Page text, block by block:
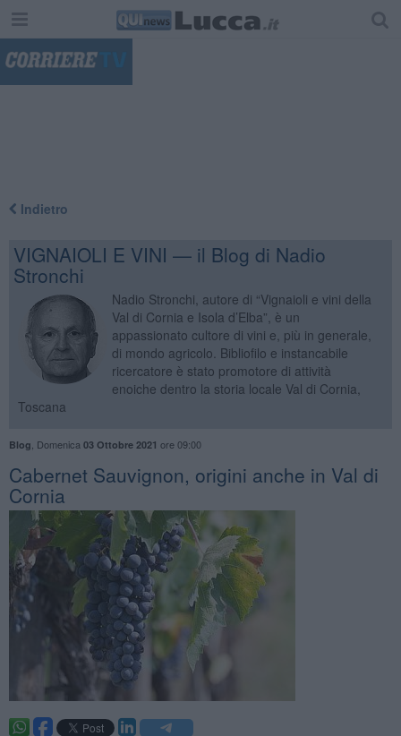
Indietro
VIGNAIOLI E VINI — il Blog di Nadio
Stronchi
Nadio Stronchi, autore di “Vignaioli e vini della
Val di Cornia e Isola d’Elba”, è un
appassionato cultore di vini e, più in generale,
di mondo agricolo. Bibliofilo e instancabile
ricercatore è stato promotore di attività
enoiche dentro la storia locale Val di Cornia,
Toscana
Blog Domenica 03 Ottobre 2021 ore 09:00
Cabernet Sauvignon, origini anche in Val di
Cornia